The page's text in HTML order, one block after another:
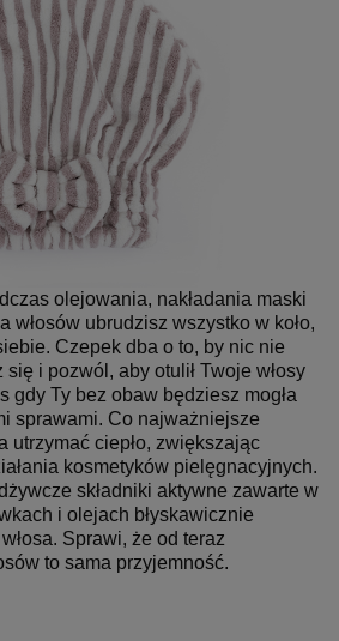
olejowania, nakładania maski
włosów ubrudzisz wszystko w koło,
Czepek dba o to, by nic nie
się i pozwól, aby otulił Twoje włosy
gdy Ty bez obaw będziesz mogła
sprawami. Co najważniejsze
utrzymać ciepło, zwiększając
kosmetyków pielęgnacyjnych.
składniki aktywne zawarte w
i olejach błyskawicznie
Sprawi, że od teraz
to sama przyjemność.